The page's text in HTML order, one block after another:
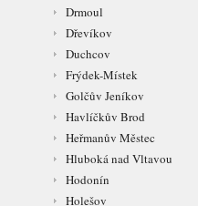
Drmoul
Dřevíkov
Duchcov
Frýdek-Místek
Golčův Jeníkov
Havlíčkův Brod
Heřmanův Městec
Hluboká nad Vltavou
Hodonín
Holešov